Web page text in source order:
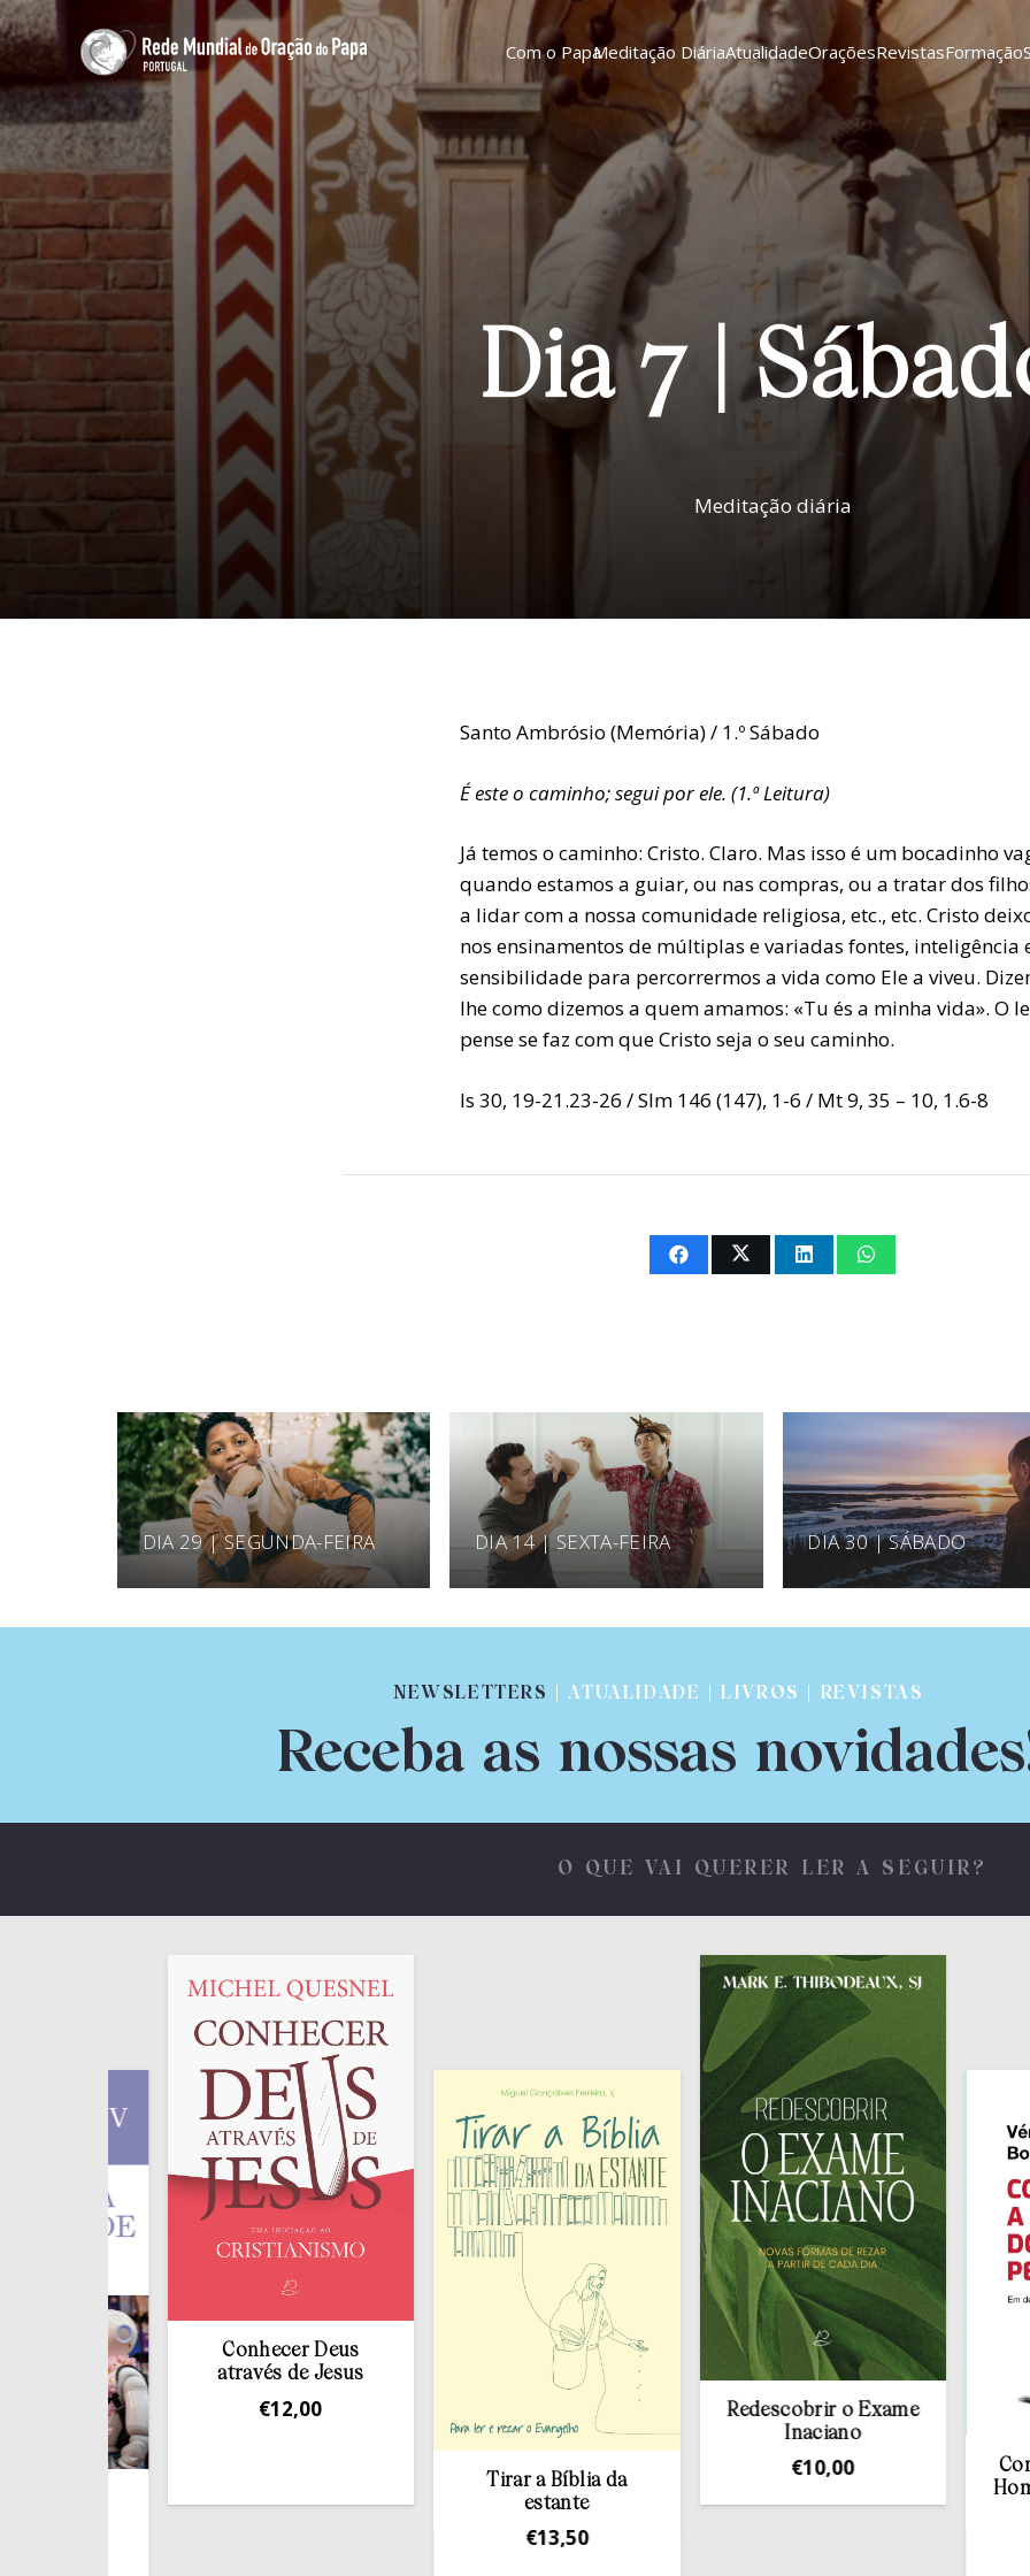
Com o PapaMeditação DiáriaAtualidadeOraçõesRevistasFormação
Dia 7 |
Meditação diária
Santo Ambrósio (Memória) / 1.º Sábado
É este o caminho; segui por ele. (1.ª Leitura)
Já temos o caminho: Cristo. Claro. Mas isso é um bocadinho
quando estamos a guiar, ou nas compras, ou a tratar dos
a lidar com a nossa comunidade religiosa, etc., etc. Cristo
nos ensinamentos de múltiplas e variadas fontes, inteligência
sensibilidade para percorrermos a vida como Ele a viveu.
lhe como dizemos a quem amamos: «Tu és a minha vida». O
pense se faz com que Cristo seja o seu caminho.
Is 30, 19-21.23-26 / Slm 146 (147), 1-6 / Mt 9, 35 – 10, 1.6-8
DIA 29 | SEGUNDA-FEIRA DIA 14 | SEXTA-FEIRA DIA 30 | SÁBADO
NEWSLETTERS | ATUALIDADE | LIVROS | REVISTAS
Receba as nossas
O QUE VAI QUERER LER A SEGUIR?
Conhecer Deus
através de Jesus
Tirar a Bíblia da
Redescobrir o Exame
Inaciano
Contra a
Homem